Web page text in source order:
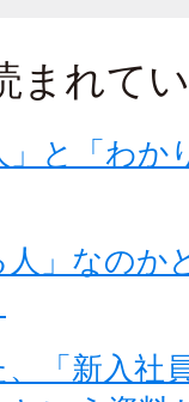
まれて
」と「わか
」なのか
「新入社